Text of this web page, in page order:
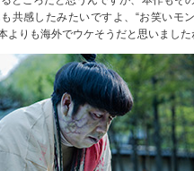
共感したみたいですよ、“お笑いモ
りも海外でウケそうだと思いました